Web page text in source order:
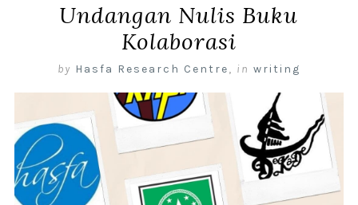
Undangan Nulis Buku
Kolaborasi
by Hasfa Research Centre, in writing